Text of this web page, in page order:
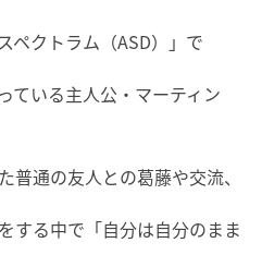
ペクトラム（ASD）」で
ている主人公・マーティン
普通の友人との葛藤や交流、
する中で「自分は自分のまま